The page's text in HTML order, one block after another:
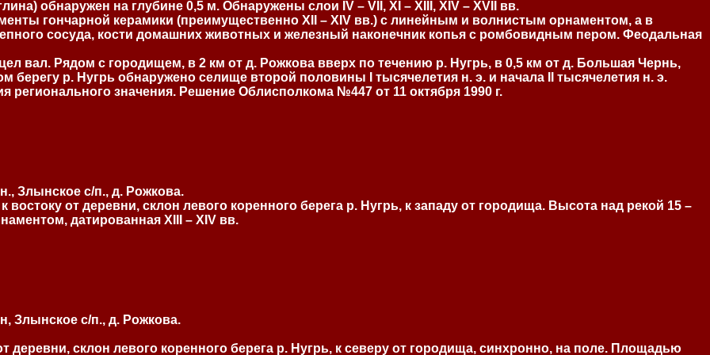
обнаружен на глубине 0,5 м. Обнаружены слои IV – VII, ХI – ХIII, ХIV – ХVII вв.
гончарной керамики (преимущественно ХII – ХIV вв.) с линейным и волнистым орнаментом, а в
сосуда, кости домашних животных и железный наконечник копья с ромбовидным пером. Феодальная
вал. Рядом с городищем, в 2 км от д. Рожкова вверх по течению р. Нугрь, в 0,5 км от д. Большая Чернь,
берегу р. Нугрь обнаружено селище второй половины I тысячелетия н. э. и начала II тысячелетия н. э.
регионального значения. Решение Облисполкома №447 от 11 октября 1990 г.
Злынское с/п., д. Рожкова.
от деревни, склон левого коренного берега р. Нугрь, к западу от городища. Высота над рекой 15 –
датированная ХIII – ХIV вв.
Злынское с/п., д. Рожкова.
склон левого коренного берега р. Нугрь, к северу от городища, синхронно, на поле. Площадью